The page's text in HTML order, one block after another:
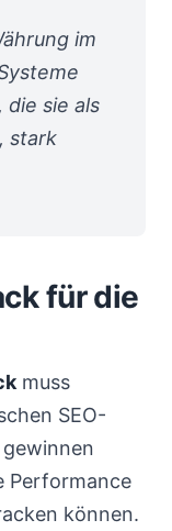
im
die sie als
stark
für die
muss
SEO-
Performance
können.